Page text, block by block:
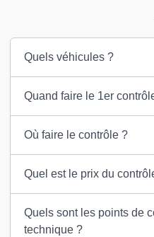
Quels véhicules ?
Quand faire le 1er
Où faire le contrôle ?
Quel est le prix du
Quels sont les points de
technique ?